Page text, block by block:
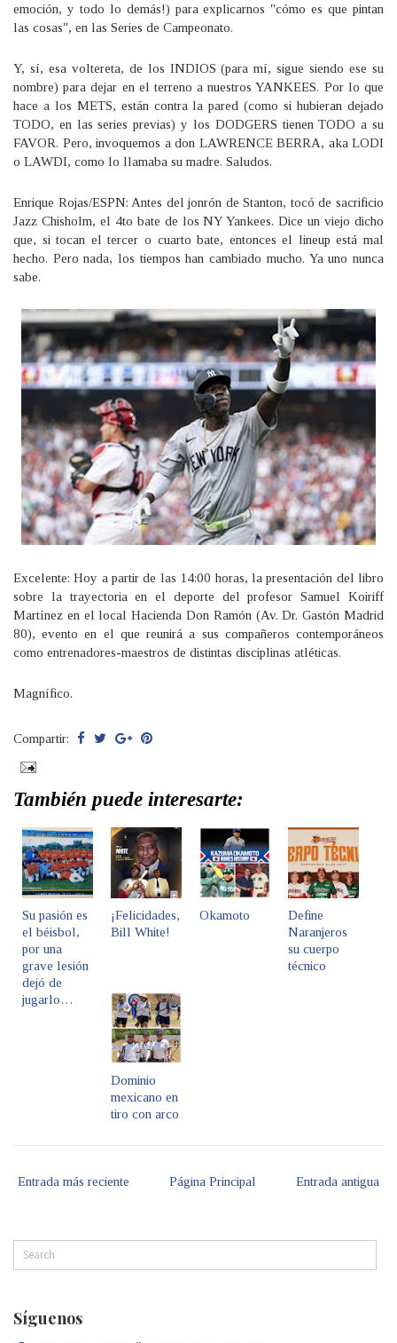
emoción, y todo lo demás!) para explicarnos "cómo es que pintan
las cosas", en las Series de Campeonato.
Y, sí, esa voltereta, de los INDIOS (para mí, sigue siendo ese su
nombre) para dejar en el terreno a nuestros YANKEES. Por lo que
hace a los METS, están contra la pared (como si hubieran dejado
TODO, en las series previas) y los DODGERS tienen TODO a su
FAVOR. Pero, invoquemos a don LAWRENCE BERRA, aka LODI
o LAWDI, como lo llamaba su madre. Saludos.
Enrique Rojas/ESPN: Antes del jonrón de Stanton, tocó de sacrificio
Jazz Chisholm, el 4to bate de los NY Yankees. Dice un viejo dicho
que, si tocan el tercer o cuarto bate, entonces el lineup está mal
hecho. Pero nada, los tiempos han cambiado mucho. Ya uno nunca
sabe.
Excelente: Hoy a partir de las 14:00 horas, la presentación del libro
sobre la trayectoria en el deporte del profesor Samuel Koiriff
Martínez en el local Hacienda Don Ramón (Av. Dr. Gastón Madrid
80), evento en el que reunirá a sus compañeros contemporáneos
como entrenadores-maestros de distintas disciplinas atléticas.
Magnífico.
Compartir:
También puede interesarte:
Su pasión es
el béisbol,
por una
grave lesión
dejó de
jugarlo…
¡Felicidades,
Bill White!
Okamoto
Define
Naranjeros
su cuerpo
técnico
Dominio
mexicano en
tiro con arco
Entrada más reciente Entrada antigua
Página Principal
Síguenos